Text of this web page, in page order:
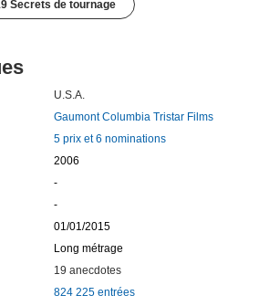
Secrets de tournage
U.S.A.
Gaumont Columbia Tristar Films
5 prix et 6 nominations
2006
-
-
01/01/2015
Long métrage
19 anecdotes
824 225 entrées